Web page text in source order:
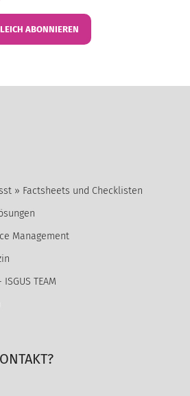
ABONNIEREN
» Factsheets und Checklisten
Management
TEAM